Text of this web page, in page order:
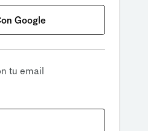
Google
tu email